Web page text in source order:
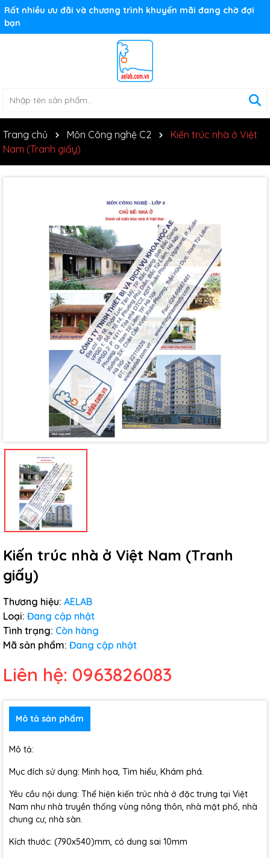
Rất nhiều ưu đãi và chương trình khuyến mãi đang chờ đợi
bạn
Trang chủ Môn Công nghệ C2
Kiến trúc nhà ở Việt
Nam (Tranh giấy)
Kiến trúc nhà ở Việt Nam (Tranh
giấy)
Thương hiệu: AELAB
Loại: Đang cập nhật
Tình trạng: Còn hàng
Mã sản phẩm: Đang cập nhật
Liên hệ: 0963826083
Mô tả sản phẩm
Mô tả:
Mục đích sử dụng: Minh họa, Tìm hiểu, Khám phá.
Yêu cầu nội dung: Thể hiện kiến trúc nhà ở đặc trưng tại Việt
Nam như nhà truyền thống vùng nông thôn, nhà mặt phố, nhà
chung cư, nhà sàn.
Kích thước: (790x540)mm, có dung sai 10mm